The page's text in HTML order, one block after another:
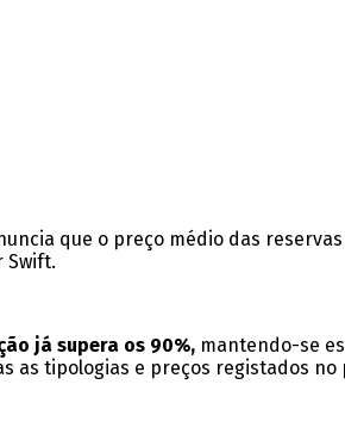
que o preço médio das
Swift.
já supera os 90%, mantendo-se
as tipologias e preços registados